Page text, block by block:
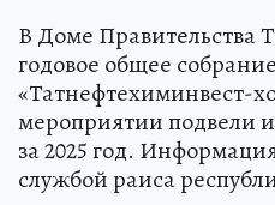
В Доме Правительства
годовое общее
«Татнефтехиминвест-
мероприятии подвели
за 2025 год.
службой раиса